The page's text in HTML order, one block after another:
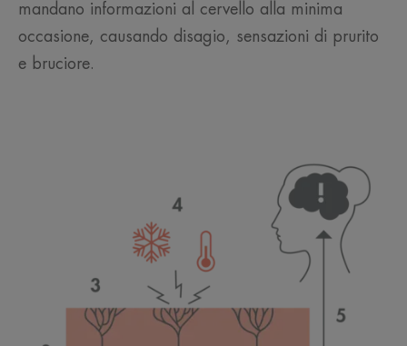
mandano informazioni al cervello alla minima
occasione, causando disagio, sensazioni di prurito
e bruciore.